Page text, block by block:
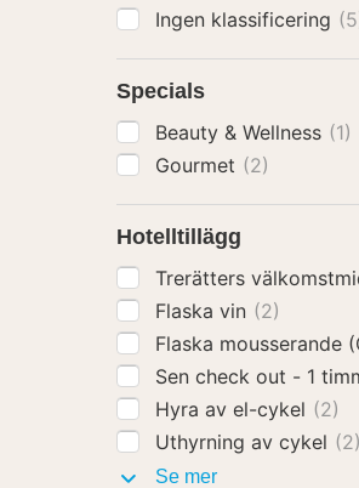
Ingen klassificering
Specials
Beauty & Wellness (1)
Gourmet (2)
Hotelltillägg
Trerätters
Flaska vin (2)
Flaska mousserande
Sen check out - 1
Hyra av el-cykel (2)
Uthyrning av cykel (2)
Se merHotelltillägg